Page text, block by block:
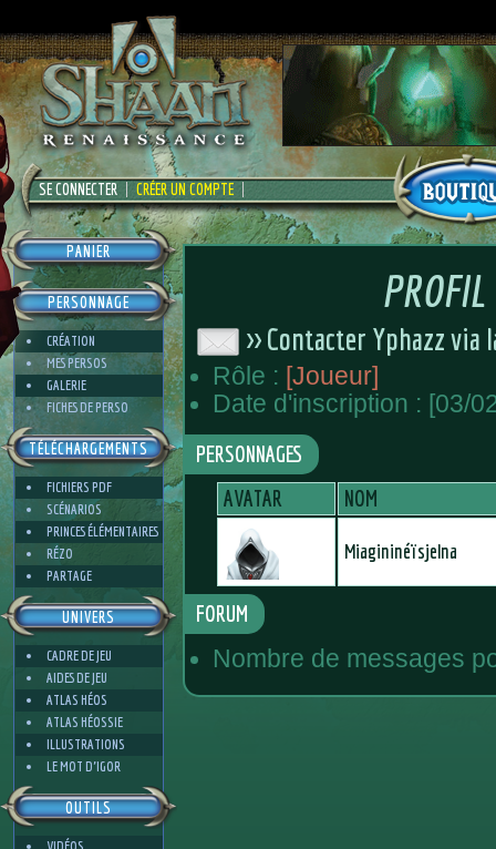
SE CONNECTER CRÉER UN COMPTE
PANIER
PERSONNAGE
CRÉATION
MES PERSOS
GALERIE
FICHES DE PERSO
TÉLÉCHARGEMENTS
FICHIERS PDF
SCÉNARIOS
PRINCES ÉLÉMENTAIRES
RÉZO
PARTAGE
UNIVERS
CADRE DE JEU
AIDES DE JEU
ATLAS HÉOS
ATLAS HÉOSSIE
ILLUSTRATIONS
LE MOT D'IGOR
OUTILS
>> Contacter Yphazz via
Rôle : [Joueur]
Date d'inscription : [03/
PERSONNAGES
AVATAR
NOM
Miagininéïsjelna
FORUM
Nombre de messages